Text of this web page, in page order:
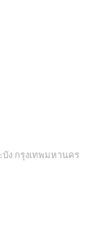
บัง กรุงเทพมหานคร